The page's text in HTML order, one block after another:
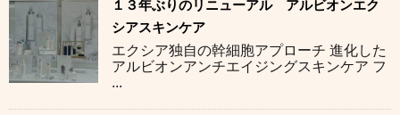
１３年ぶりのリニューアル アルビオンエク
シアスキンケア
エクシア独自の幹細胞アプローチ 進化した
アルビオンアンチエイジングスキンケア フ
...